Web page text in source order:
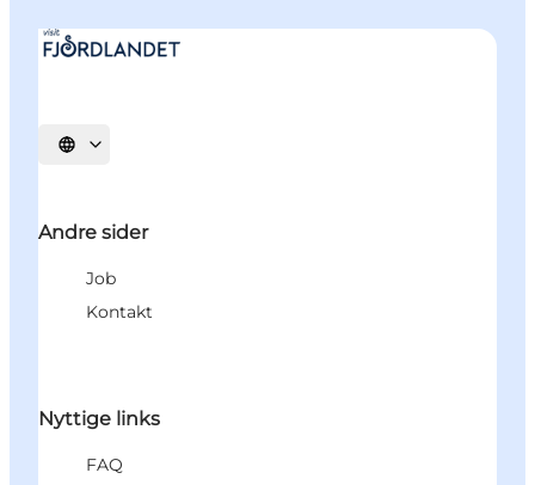
Vælg sprog
Andre sider
Job
Kontakt
Nyttige links
FAQ